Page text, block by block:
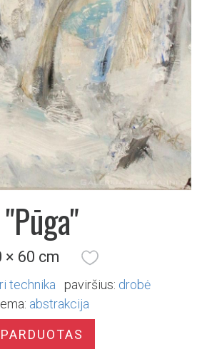
"Pūga"
× 60 cm
technika paviršius: drobė
abstrakcija
PARDUOTAS